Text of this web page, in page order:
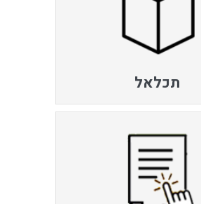
תכלאל